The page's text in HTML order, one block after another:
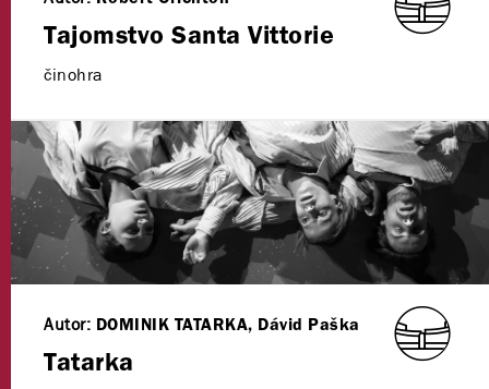
Tajomstvo Santa Vittorie
činohra
Autor: DOMINIK TATARKA, Dávid Paška
Tatarka